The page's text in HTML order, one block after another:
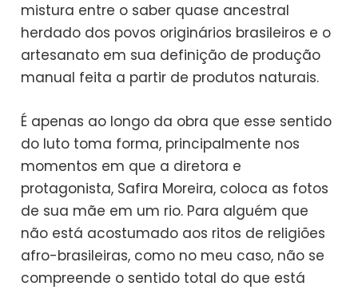
mistura entre o saber quase ancestral
herdado dos povos originários brasileiros e o
artesanato em sua definição de produção
manual feita a partir de produtos naturais.
É apenas ao longo da obra que esse sentido
do luto toma forma, principalmente nos
momentos em que a diretora e
protagonista, Safira Moreira, coloca as fotos
de sua mãe em um rio. Para alguém que
não está acostumado aos ritos de religiões
afro-brasileiras, como no meu caso, não se
compreende o sentido total do que está